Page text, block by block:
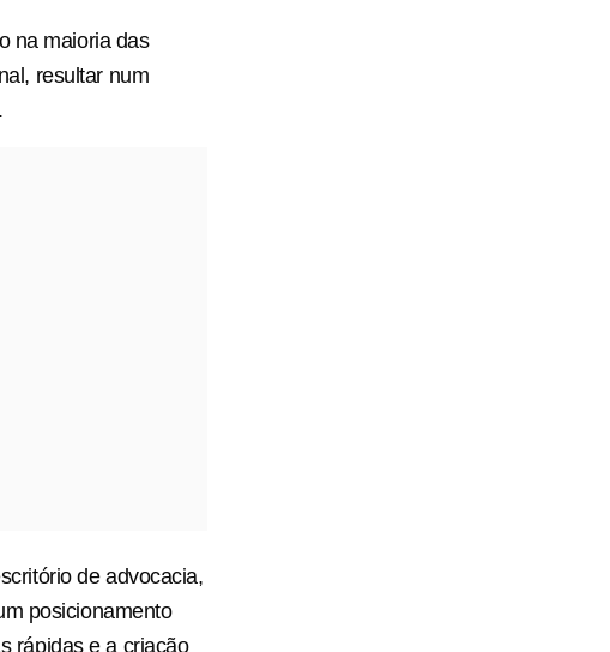
na maioria das
resultar num
de advocacia,
posicionamento
rápidas e a criação